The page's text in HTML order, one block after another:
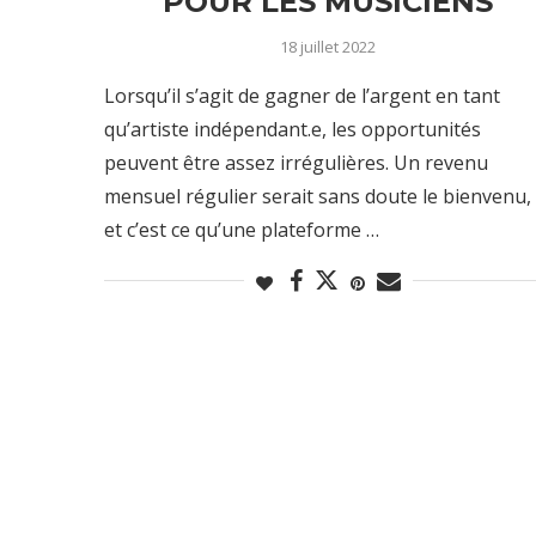
18 juillet 2022
Lorsqu’il s’agit de gagner de l’argent en tant
qu’artiste indépendant.e, les opportunités
peuvent être assez irrégulières. Un revenu
mensuel régulier serait sans doute le bienvenu,
et c’est ce qu’une plateforme …